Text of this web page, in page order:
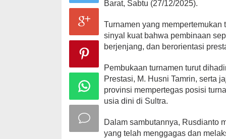
Barat, Sabtu (27/12/2025).
Turnamen yang
sinyal kuat bahwa pembinaan
berjenjang, dan berorientasi
Pembukaan turnamen turut
Prestasi, M. Husni Tamrin, serta
provinsi mempertegas posisi
usia dini di Sultra.
Dalam sambutannya, Rusdianto
yang telah menggagas dan